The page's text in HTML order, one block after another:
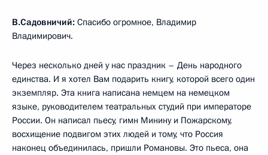
В.Садовничий: Спасибо огромное, Владимир
Владимирович.
Через несколько дней у нас праздник – День народного
единства. И я хотел Вам подарить книгу, которой всего один
экземпляр. Эта книга написана немцем на немецком
языке, руководителем театральных студий при императоре
России. Он написал пьесу, гимн Минину и Пожарскому,
восхищение подвигом этих людей и тому, что Россия
наконец объединилась, пришли Романовы. Это пьеса, она